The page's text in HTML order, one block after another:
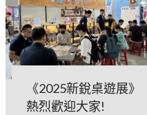
《2025新銳桌遊展》
熱烈歡迎大家!